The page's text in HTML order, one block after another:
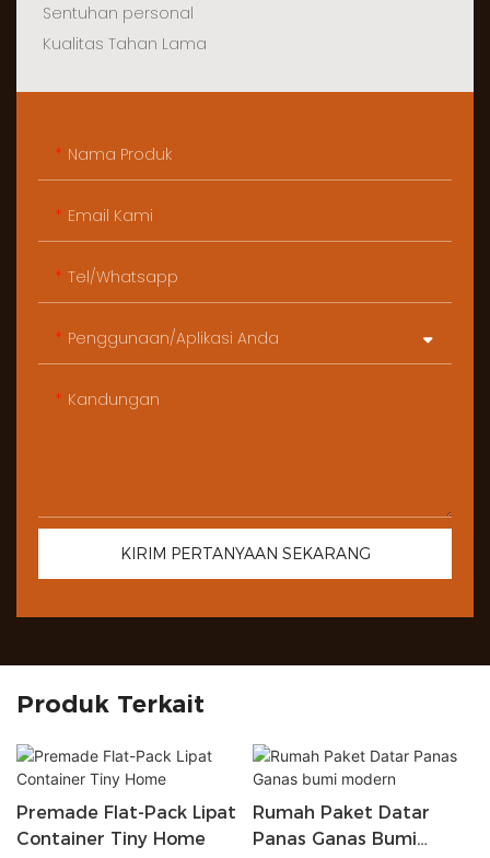
Sentuhan personal
Kualitas Tahan Lama
Nama Produk
Email Kami
Tel/whatsapp
Penggunaan/Aplikasi Anda
Kandungan
KIRIM PERTANYAAN SEKARANG
Produk Terkait
Premade Flat-Pack Lipat
Container Tiny Home
Rumah Paket Datar
Panas Ganas Bumi